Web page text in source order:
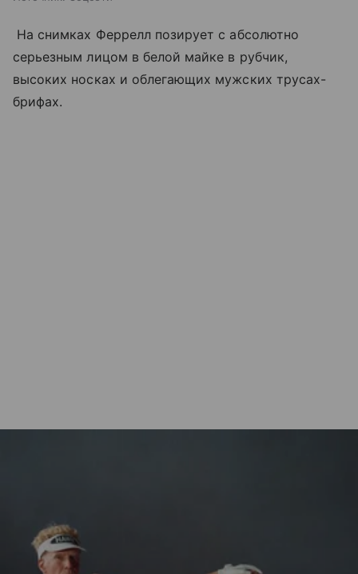
На снимках Феррелл позирует с абсолютно
серьезным лицом в белой майке в рубчик,
высоких носках и облегающих мужских трусах-
брифах.